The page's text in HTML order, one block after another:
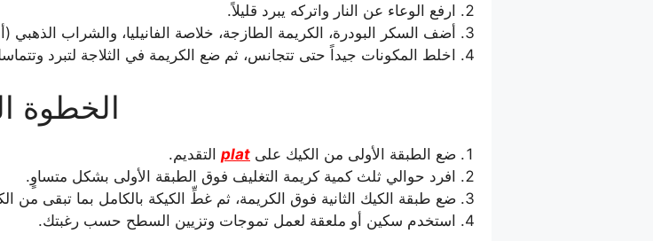
ارفع الوعاء عن النار واتركه يبرد قليلاً.
أضف السكر البودرة، الكريمة الطازجة، خلاصة الفانيليا، والشراب الذهبي
اخلط المكونات جيداً حتى تتجانس، ثم ضع الكريمة في الثلاجة لتبرد
الخطوة
ضع الطبقة الأولى من الكيك على plat التقديم.
افرد حوالي ثلث كمية كريمة التغليف فوق الطبقة الأولى بشكل متساوٍ.
ضع طبقة الكيك الثانية فوق الكريمة، ثم غطِّ الكيكة بالكامل بما تبقى من
استخدم سكين أو ملعقة لعمل تموجات وتزيين السطح حسب رغبتك.